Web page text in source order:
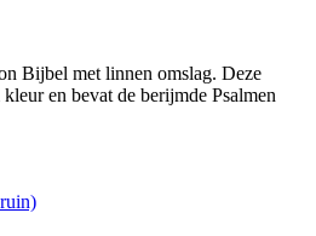
Bijbel met linnen omslag. Deze
en bevat de berijmde Psalmen